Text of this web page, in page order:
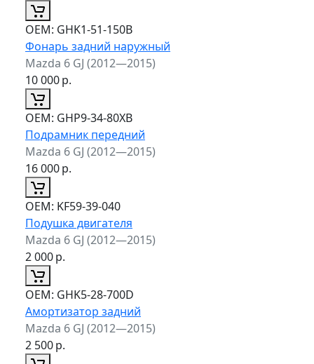
ОЕМ: GHK1-51-150B
Фонарь задний наружный
Mazda 6 GJ (2012—2015)
10 000р.
ОЕМ: GHP9-34-80XB
Подрамник передний
Mazda 6 GJ (2012—2015)
16 000р.
ОЕМ: KF59-39-040
Подушка двигателя
Mazda 6 GJ (2012—2015)
2 000р.
ОЕМ: GHK5-28-700D
Амортизатор задний
Mazda 6 GJ (2012—2015)
2 500р.